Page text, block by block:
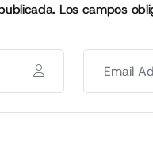
Los campos